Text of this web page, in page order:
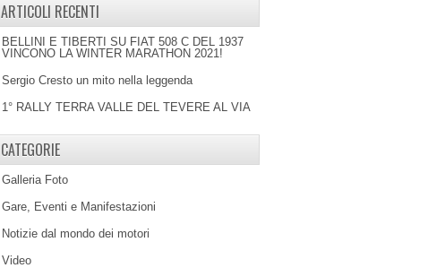
ARTICOLI RECENTI
BELLINI E TIBERTI SU FIAT 508 C DEL 1937
VINCONO LA WINTER MARATHON 2021!
Sergio Cresto un mito nella leggenda
1° RALLY TERRA VALLE DEL TEVERE AL VIA
CATEGORIE
Galleria Foto
Gare, Eventi e Manifestazioni
Notizie dal mondo dei motori
Video